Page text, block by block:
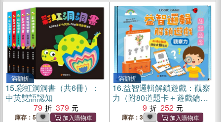
滿額折
15.彩虹洞洞書（共6冊）：
中英雙語認知
79
379
庫存：5
滿額折
16.益智邏輯解鎖遊戲：觀察
力（附80道題卡＋遊戲鑰
9 252
庫存：3